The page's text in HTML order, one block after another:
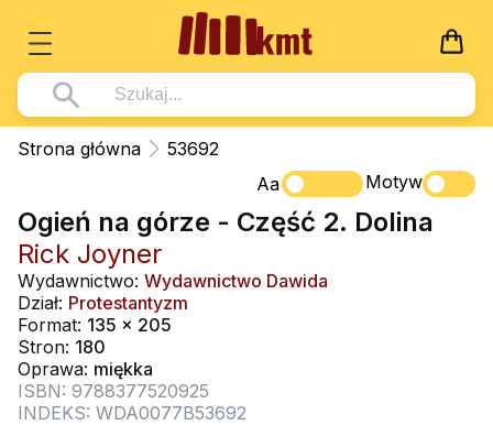
Książki
Wszystko z kategorii - Książki
Pismo Święte
Kościół Katolicki
Duszpasterstwo
Teologia
Życie chrześcijańskie
Duchowość
Wszystko z kategorii - Multimedia
DVD
CD-ROM
Muzyka
Rekolekcje i inne na CD
Śpiew i modlitwa
Dla Dzieci
Wszystko z kategorii - Dla Dzieci
Literatura (D)
Płyty, DVD (D)
Podręczniki i pomoce dydaktyczne
Podręczniki
Wszystko z kategorii - Podręczniki
Podręczniki i pomoce dydaktyczne
Zabawa i Nauka
Nowości
Zaloguj się
Strona główna
53692
Aa
Motyw
Ogień na górze - Część 2. Dolina
Rick Joyner
Wydawnictwo: Wydawnictwo Dawida
Dział: Protestantyzm
Format: 135 x 205
Stron: 180
Oprawa: miękka
ISBN: 9788377520925
INDEKS: WDA0077B53692